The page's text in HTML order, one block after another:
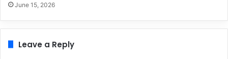
June 15, 2026
Leave a Reply